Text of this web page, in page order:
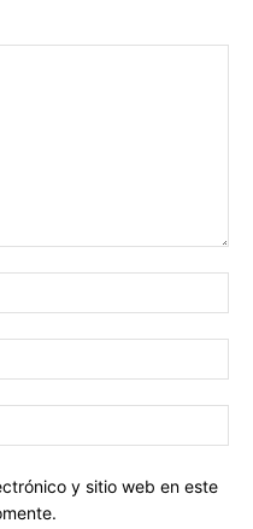
y sitio web en este